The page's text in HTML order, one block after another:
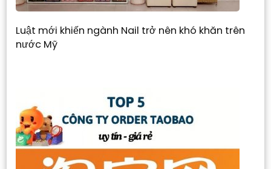
Luật mới khiến ngành Nail trở nên khó khăn trên
nước Mỹ